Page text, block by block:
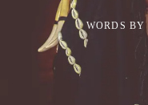
WORDS BY